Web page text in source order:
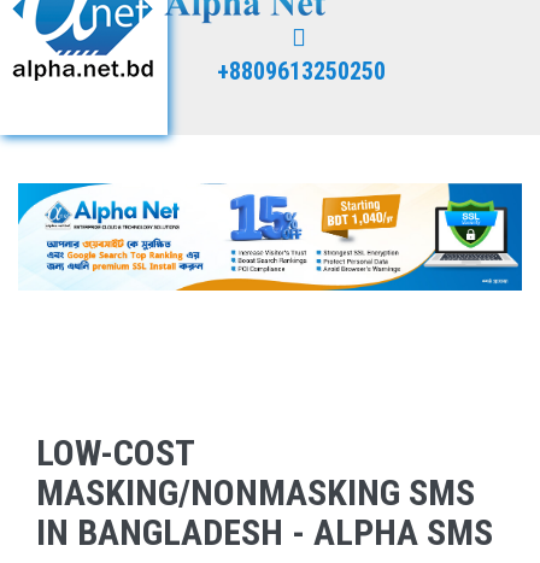
+8809613250250
LOW-COST
MASKING/NONMASKING SMS
IN BANGLADESH - ALPHA SMS